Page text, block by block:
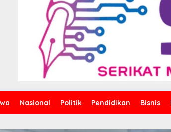
Nasional Politik Pendidikan Bisnis